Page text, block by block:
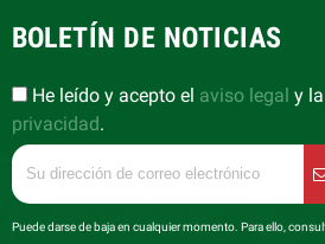
BOLETÍN DE NOTICIAS
He leído y acepto el aviso legal y la
privacidad.
Puede darse de baja en cualquier momento. Para ello,